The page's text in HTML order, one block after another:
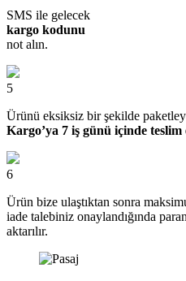
SMS ile gelecek
kargo kodunu
not alın.
5
Ürünü eksiksiz bir şekilde
Kargo’ya 7 iş günü içinde teslim
6
Ürün bize ulaştıktan sonra
iade talebiniz onaylandığında
aktarılır.